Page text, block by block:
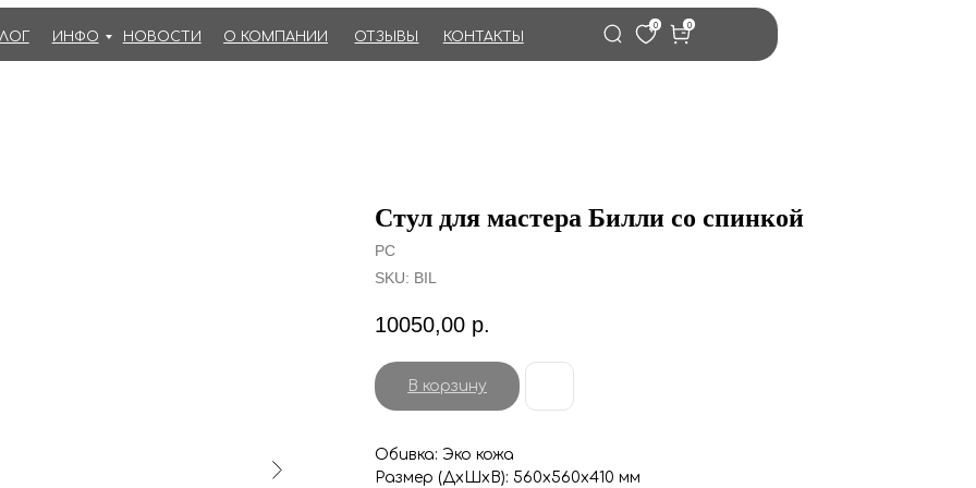
0 0
ИНФО НОВОСТИ О КОМПАНИИ ОТЗЫВЫ КОНТАКТЫ
Стул для мастера Билли со спинкой
PC
SKU: BIL
10050,00 р.
В корзину
Обивка: Эко кожа
Размер (ДхШхВ): 560х560х410 мм